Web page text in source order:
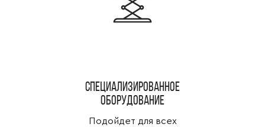
специализированное
оборудование
Подойдет для всех